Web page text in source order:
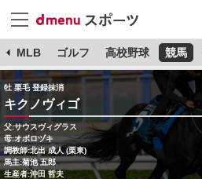
MLB ゴルフ 高校野球 競馬
牡 栗毛 登録抹消
キクノヴィゴ
父:サウスヴィグラス
母:オボロヅキ
調教師:北出 成人 (栗東)
馬主:菊池 五郎
生産者:沖田 哲夫